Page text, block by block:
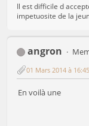
Il est difficile d
impetuosite de la
angron
01 Mars 2014 à
En voilà une